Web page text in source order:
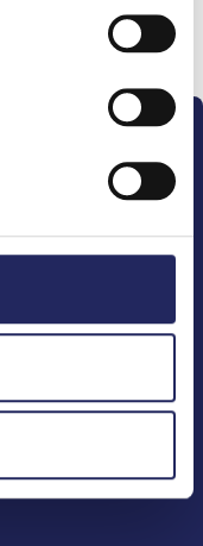
beskyddare,
marina
litteratur.